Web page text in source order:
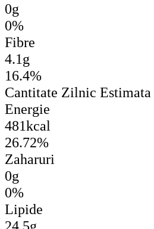
0g
0%
Fibre
4.1g
16.4%
Cantitate Zilnic
Energie
481kcal
26.72%
Zaharuri
0g
0%
Lipide
24.5g